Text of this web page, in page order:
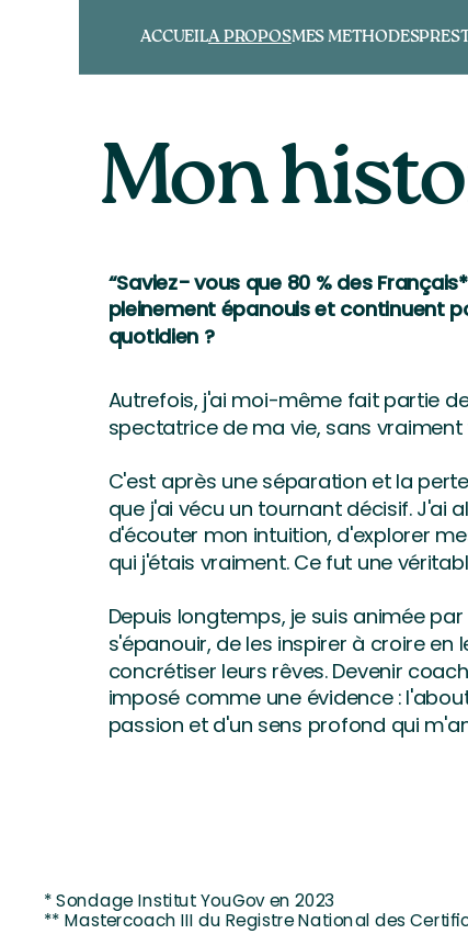
ACCUEILA PROPOSMES METHODES
Mon
“Saviez- vous que 80 % des
pleinement épanouis et continuent
quotidien ?
Autrefois, j'ai moi-même fait partie
spectatrice de ma vie, sans
C'est après une séparation et la
que j'ai vécu un tournant décisif. J'ai
d'écouter mon intuition, d'explorer
qui j'étais vraiment. Ce fut une
Depuis longtemps, je suis animée
s'épanouir, de les inspirer à croire en
concrétiser leurs rêves. Devenir
imposé comme une évidence :
passion et d'un sens profond qui
* Sondage Institut YouGov en 2023
** Mastercoach III du Registre National des